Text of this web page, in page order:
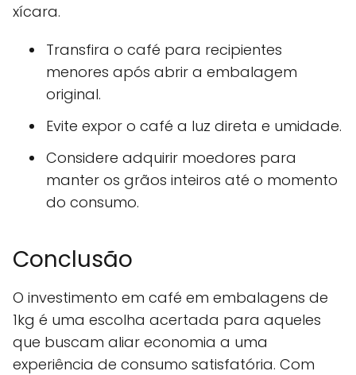
xícara.
Transfira o café para recipientes
menores após abrir a embalagem
original.
Evite expor o café a luz direta e umidade.
Considere adquirir moedores para
manter os grãos inteiros até o momento
do consumo.
Conclusão
O investimento em café em embalagens de
1kg é uma escolha acertada para aqueles
que buscam aliar economia a uma
experiência de consumo satisfatória. Com